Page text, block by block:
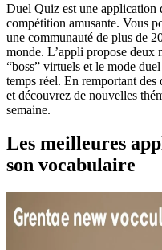
Duel Quiz est une application
compétition amusante. Vous
une communauté de plus de
monde. L’appli propose deux
“boss” virtuels et le mode
temps réel. En remportant des
et découvrez de nouvelles
semaine.
Les meilleures
son vocabulaire